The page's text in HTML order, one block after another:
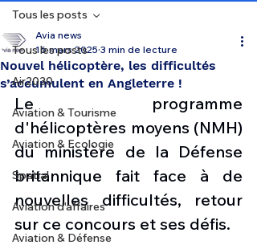
Tous les posts
Air2030
Aviation & Tourisme
Aviation & Ecologie
Spatial
Aviation d'affaires
Aviation & Défense
Tous les posts
Nouvel hélicoptère, les difficultés
s’accumulent en Angleterre !
Avia news
16 mars 2025 3 min de lecture
Le programme
d'hélicoptères moyens (NMH)
du ministère de la Défense
britannique fait face à de
nouvelles difficultés, retour
sur ce concours et ses défis.